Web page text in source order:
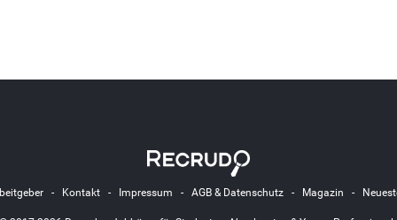
- Kontakt- Impressum - AGB & Datenschutz- Magazin -